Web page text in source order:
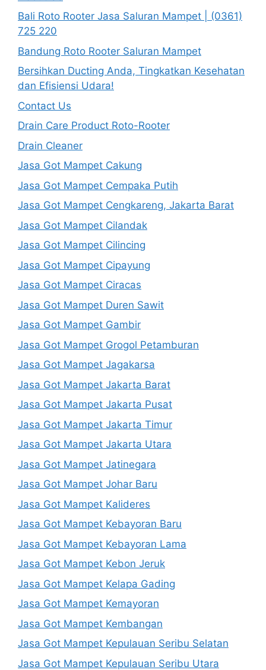
Bali Roto Rooter Jasa Saluran Mampet | (0361)
725 220
Bandung Roto Rooter Saluran Mampet
Bersihkan Ducting Anda, Tingkatkan Kesehatan
dan Efisiensi Udara!
Contact Us
Drain Care Product Roto-Rooter
Drain Cleaner
Jasa Got Mampet Cakung
Jasa Got Mampet Cempaka Putih
Jasa Got Mampet Cengkareng, Jakarta Barat
Jasa Got Mampet Cilandak
Jasa Got Mampet Cilincing
Jasa Got Mampet Cipayung
Jasa Got Mampet Ciracas
Jasa Got Mampet Duren Sawit
Jasa Got Mampet Gambir
Jasa Got Mampet Grogol Petamburan
Jasa Got Mampet Jagakarsa
Jasa Got Mampet Jakarta Barat
Jasa Got Mampet Jakarta Pusat
Jasa Got Mampet Jakarta Timur
Jasa Got Mampet Jakarta Utara
Jasa Got Mampet Jatinegara
Jasa Got Mampet Johar Baru
Jasa Got Mampet Kalideres
Jasa Got Mampet Kebayoran Baru
Jasa Got Mampet Kebayoran Lama
Jasa Got Mampet Kebon Jeruk
Jasa Got Mampet Kelapa Gading
Jasa Got Mampet Kemayoran
Jasa Got Mampet Kembangan
Jasa Got Mampet Kepulauan Seribu Selatan
Jasa Got Mampet Kepulauan Seribu Utara